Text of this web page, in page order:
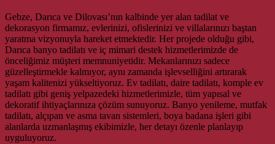
Gebze, Darıca ve Dilovası’nın kalbinde yer alan tadilat ve
dekorasyon firmamız, evlerinizi, ofislerinizi ve villalarınızı baştan
yaratma vizyonuyla hareket etmektedir. Her projede olduğu gibi,
Darıca banyo tadilatı ve iç mimari destek hizmetlerimizde de
önceliğimiz müşteri memnuniyetidir. Mekanlarınızı sadece
güzelleştirmekle kalmıyor, aynı zamanda işlevselliğini artırarak
yaşam kalitenizi yükseltiyoruz. Ev tadilatı, daire tadilatı, komple ev
tadilatı gibi geniş yelpazedeki hizmetlerimizle, tüm yapısal ve
dekoratif ihtiyaçlarınıza çözüm sunuyoruz. Banyo yenileme, mutfak
tadilatı, alçıpan ve asma tavan sistemleri, boya badana işleri gibi
alanlarda uzmanlaşmış ekibimizle, her detayı özenle planlayıp
uyguluyoruz.